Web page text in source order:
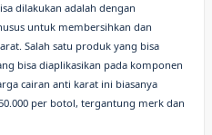
dilakukan adalah dengan
untuk membersihkan dan
Salah satu produk yang bisa
bisa diaplikasikan pada komponen
cairan anti karat ini biasanya
per botol, tergantung merk dan